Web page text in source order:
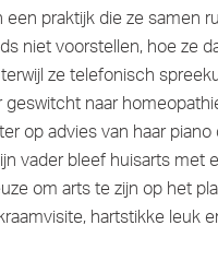
praktijk die ze samen
niet voorstellen, hoe ze
ze telefonisch
naar
op advies van haar
vader bleef huisarts
om arts te zijn op het
hartstikke leuk